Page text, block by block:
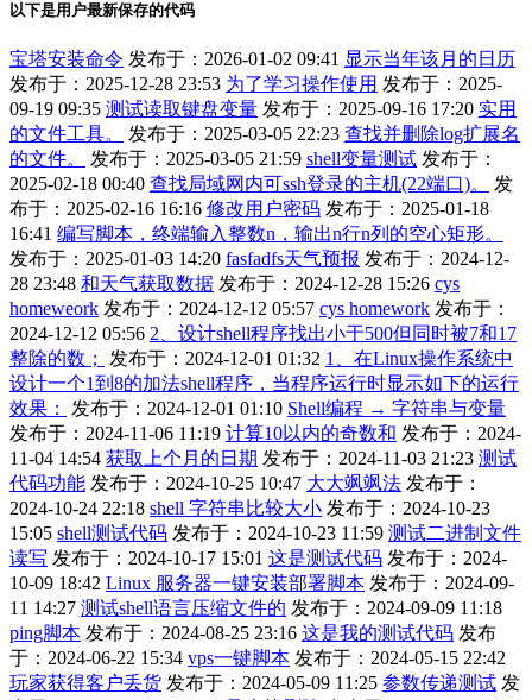
以下是用户最新保存的代码
宝塔安装命令 发布于：2026-01-02 09:41 显示当年该月的日历
发布于：2025-12-28 23:53 为了学习操作使用 发布于：2025-
09-19 09:35 测试读取键盘变量 发布于：2025-09-16 17:20 实用
的文件工具。
发布于：2025-03-05 22:23 查找并删除log扩展名
的文件。
发布于：2025-03-05 21:59 shell变量测试 发布于：
2025-02-18 00:40 查找局域网内可ssh登录的主机(22端口)。
发
布于：2025-02-16 16:16 修改用户密码 发布于：2025-01-18
16:41 编写脚本，终端输入整数n，输出n行n列的空心矩形。
发布于：2025-01-03 14:20 fasfadfs天气预报 发布于：2024-12-
28 23:48 和天气获取数据 发布于：2024-12-28 15:26 cys
homeweork 发布于：2024-12-12 05:57 cys homework 发布于：
2024-12-12 05:56 2、设计shell程序找出小于500但同时被7和17
整除的数；
发布于：2024-12-01 01:32 1、在Linux操作系统中
设计一个1到8的加法shell程序，当程序运行时显示如下的运行
效果：
发布于：2024-12-01 01:10 Shell编程 → 字符串与变量
发布于：2024-11-06 11:19 计算10以内的奇数和 发布于：2024-
11-04 14:54 获取上个月的日期 发布于：2024-11-03 21:23 测试
代码功能 发布于：2024-10-25 10:47 大大飒飒法 发布于：
2024-10-24 22:18 shell 字符串比较大小 发布于：2024-10-23
15:05 shell测试代码 发布于：2024-10-23 11:59 测试二进制文件
读写 发布于：2024-10-17 15:01 这是测试代码 发布于：2024-
10-09 18:42 Linux 服务器一键安装部署脚本 发布于：2024-09-
11 14:27 测试shell语言压缩文件的 发布于：2024-09-09 11:18
ping脚本 发布于：2024-08-25 23:16 这是我的测试代码 发布
于：2024-06-22 15:34 vps一键脚本 发布于：2024-05-15 22:42
玩家获得客户丢货 发布于：2024-05-09 11:25 参数传递测试 发